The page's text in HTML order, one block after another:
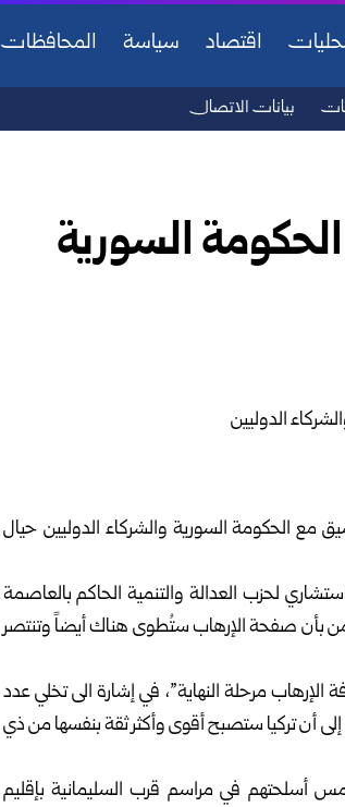
اقتصاد سياسة المحافظات
بيانات الاتصال
السورية
مع الحكومة السورية والشركاء الدوليين حيال
لحزب العدالة والتنمية الحاكم بالعاصمة
بأن صفحة الإرهاب ستُطوى هناك أيضاً وتنتصر
مرحلة النهاية”، في إشارة الى تخلي عدد
أن تركيا ستصبح أقوى وأكثر ثقة بنفسها من ذي
أسلحتهم في مراسم قرب السليمانية بإقليم